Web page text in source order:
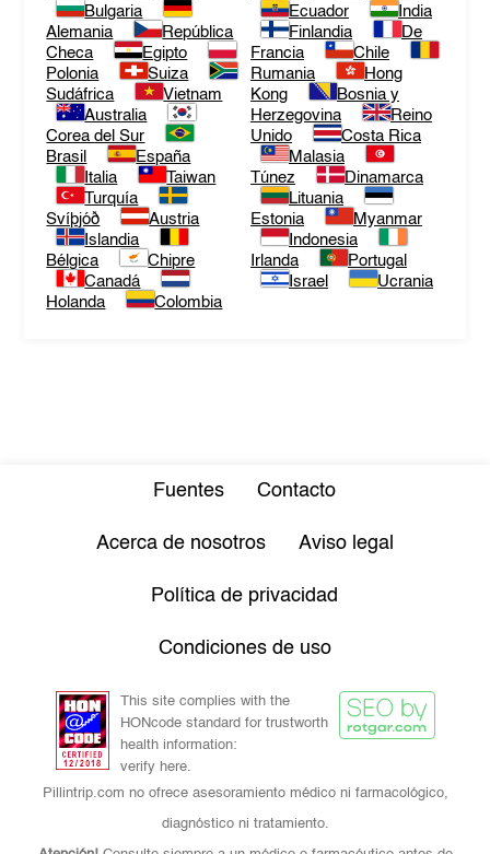
Bulgaria
Alemania
República
Checa
Egipto
Polonia
Suiza
Sudáfrica
Vietnam
Australia
Corea del Sur
Brasil
España
Italia
Taiwan
Turquía
Svíþjóð
Austria
Islandia
Bélgica
Chipre
Canadá
Holanda
Colombia
Ecuador
India
Finlandia
De
Francia
Chile
Rumania
Hong
Kong
Bosnia y
Herzegovina
Reino
Unido
Costa Rica
Malasia
Túnez
Dinamarca
Lituania
Estonia
Myanmar
Indonesia
Irlanda
Portugal
Israel
Ucrania
Fuentes Contacto
Acerca de nosotros Aviso legal
Política de privacidad
Condiciones de uso
This site complies with the
HONcode standard for trustworth
health information:
verify here.
Pillintrip.com no ofrece asesoramiento médico ni farmacológico,
diagnóstico ni tratamiento.